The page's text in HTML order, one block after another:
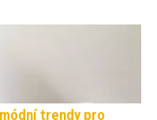
trendy pro